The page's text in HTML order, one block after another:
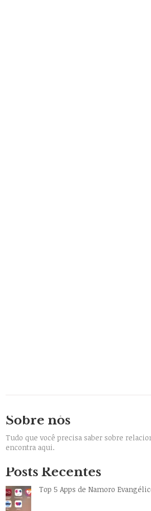
Sobre nós
Tudo que você precisa saber sobre
encontra aqui.
Posts Recentes
Top 5 Apps de Namoro